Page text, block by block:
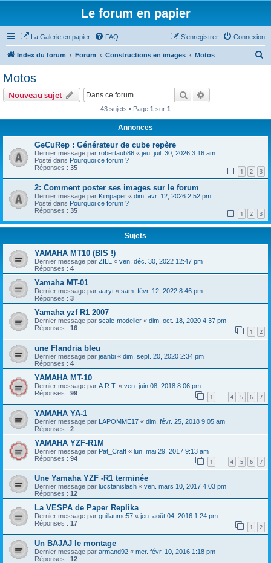
Le forum en papier
La Galerie en papier FAQ Connexion
S’enregistrer
Index du forum Forum Constructions en images Motos
Motos
Nouveau sujet Rechercher
43 sujets • Page 1 sur 1
Annonces
GeCuRep : Générateur de cube repère
Dernier message par robertaub86 « jeu. juil. 30, 2026 3:16 am
Posté dans Pourquoi ce forum ?
Réponses : 35 1 2 3
2: Comment poster ses images sur le forum
Dernier message par Kimpaper « dim. avr. 12, 2026 2:52 pm
Posté dans Pourquoi ce forum ?
Réponses : 35 1 2 3
Sujets
YAMAHA MT10 (BIS !)
Dernier message par ZILL « ven. déc. 30, 2022 12:47 pm
Réponses : 4
Yamaha MT-01
Dernier message par aaryt « sam. févr. 12, 2022 8:46 pm
Réponses : 3
Yamaha yzf R1 2007
Dernier message par scale-modeller « dim. oct. 18, 2020 4:37 pm
Réponses : 16 1 2
une Flandria bleu
Dernier message par jeanbi « dim. sept. 20, 2020 2:34 pm
Réponses : 4
YAMAHA MT-10
Dernier message par A.R.T. « ven. juin 08, 2018 8:06 pm
Réponses : 99 1 … 4 5 6 7
YAMAHA YA-1
Dernier message par LAPOMME17 « dim. févr. 25, 2018 9:05 am
Réponses : 2
YAMAHA YZF-R1M
Dernier message par Pat_Craft « lun. mai 29, 2017 9:13 am
Réponses : 94 1 4 5 6 7
Une Yamaha YZF -R1 terminée
Dernier message par lucstanislash « ven. mars 10, 2017 4:03 pm
Réponses : 12
La VESPA de Paper Replika
Dernier message par guillaume57 « jeu. août 04, 2016 1:24 pm
Réponses : 17 1 2
Un BAJAJ le montage
Dernier message par armand92 « mer. févr. 10, 2016 1:18 pm
Réponses : 12